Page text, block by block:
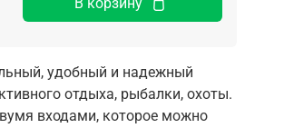
удобный и надежный
отдыха, рыбалки, охоты.
входами, которое можно